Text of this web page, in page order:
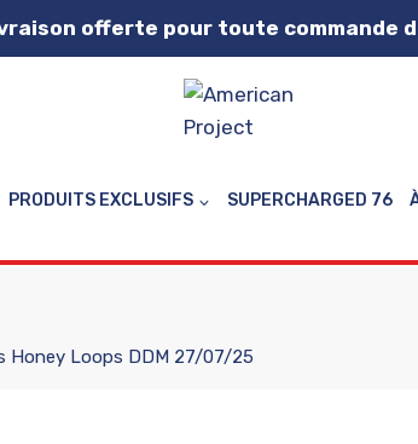
offerte pour toute commande
PRODUITS EXCLUSIFS SUPERCHARGED 76
Honey Loops DDM 27/07/25